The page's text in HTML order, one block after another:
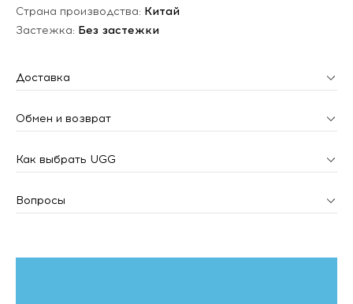
Страна производства: Китай
Застежка: Без застежки
Доставка
Обмен и возврат
Как выбрать UGG
Вопросы